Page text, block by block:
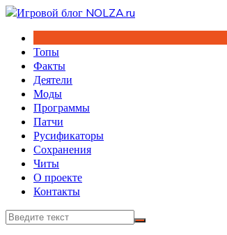
Перейти
содержимому
Топы
Факты
Деятели
Моды
Программы
Патчи
Русификаторы
Сохранения
Читы
О проекте
Контакты